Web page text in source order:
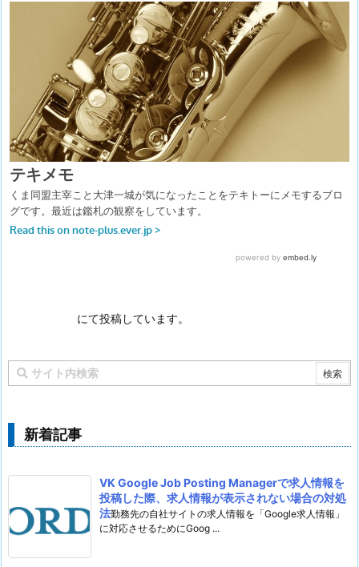
にて投稿しています。
新着記事
VK Google Job Posting Managerで求人情報を
投稿した際、求人情報が表示されない場合の対処
法勤務先の自社サイトの求人情報を「Google求人情報」
に対応させるためにGoog ...